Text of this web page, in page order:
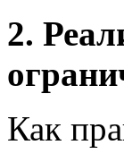
2.
Как